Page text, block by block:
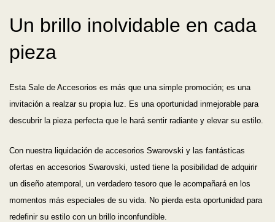
Un brillo inolvidable en cada
pieza
Esta Sale de Accesorios es más que una simple promoción; es una
invitación a realzar su propia luz. Es una oportunidad inmejorable para
descubrir la pieza perfecta que le hará sentir radiante y elevar su estilo.
Con nuestra liquidación de accesorios Swarovski y las fantásticas
ofertas en accesorios Swarovski, usted tiene la posibilidad de adquirir
un diseño atemporal, un verdadero tesoro que le acompañará en los
momentos más especiales de su vida. No pierda esta oportunidad para
redefinir su estilo con un brillo inconfundible.